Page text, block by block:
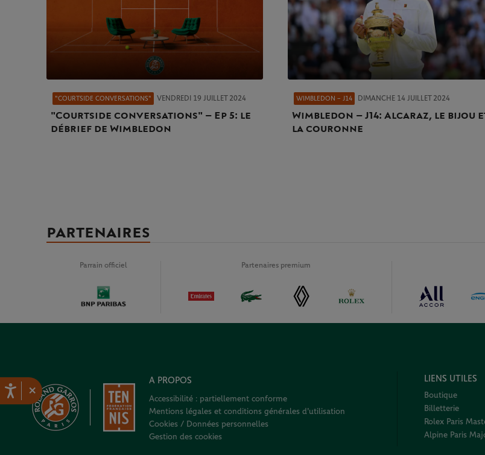
×
"COURTSIDE CONVERSATIONS" VENDREDI 19 JUILLET 2024
"Courtside conversations" – Ep 5 : le
débrief de Wimbledon
WIMBLEDON – J14 DIMANCHE 14 JUILLET 2024
Wimbledon – J14 : Alcaraz, le bijou
la couronne
PARTENAIRES
Parrain officiel Partenaires premium
A PROPOS
Accessibilité : partiellement conforme
Mentions légales et conditions générales d'utilisation
Cookies / Données personnelles
Gestion des cookies
LIENS UTILES
Boutique
Billetterie
Rolex Paris
Alpine Paris